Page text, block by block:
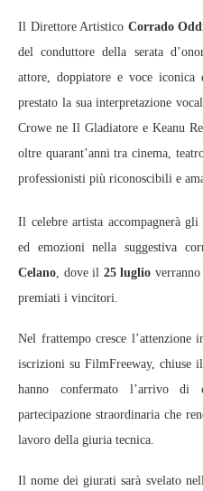
Il Direttore Artistico Corrado
del conduttore della serata
attore, doppiatore e voce
prestato la sua interpretazione
Crowe ne Il Gladiatore e Keanu
oltre quarant’anni tra cinema,
professionisti più riconoscibili e
Il celebre artista accompagnerà
ed emozioni nella suggestiva
Celano, dove il 25 luglio
premiati i vincitori.
Nel frattempo cresce l’attenzione
iscrizioni su FilmFreeway, chiuse
hanno confermato l’arrivo
partecipazione straordinaria che
lavoro della giuria tecnica.
Il nome dei giurati sarà svelato